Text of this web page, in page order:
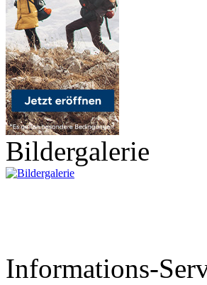
Bildergalerie
Informations-